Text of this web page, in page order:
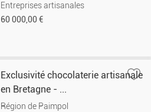
Entreprises artisanales
60 000,00 €
Exclusivité chocolaterie artisanale
en Bretagne - ...
Région de Paimpol